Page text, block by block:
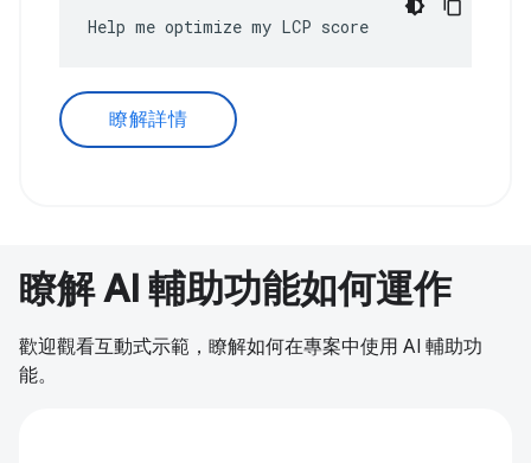
Help me optimize my LCP score
瞭解詳情
瞭解 AI 輔助功能如何運作
歡迎觀看互動式示範，瞭解如何在專案中使用 AI 輔助功
能。